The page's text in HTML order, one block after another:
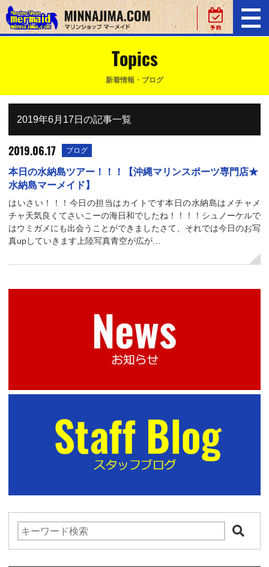
Topics
新着情報・ブログ
2019年6月17日の記事一覧
2019.06.17 ブログ
本日の水納島ツアー！！！【沖縄マリンスポーツ専門店★
水納島マーメイド】
はいさい！！！今日の担当はカイトです本日の水納島はメチャメ
チャ天気良くてさいこーの海日和でしたね！！！！シュノーケルで
はウミガメにも出会うことができましたさて、それでは今日のお写
真upしていきます上陸写真青空が広が…